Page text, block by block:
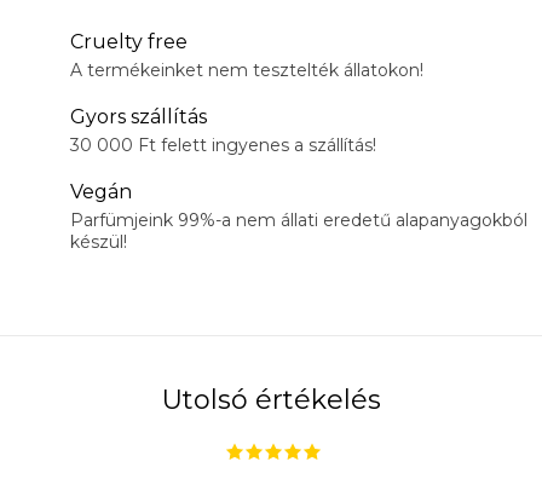
Cruelty free
A termékeinket nem tesztelték állatokon!
Gyors szállítás
30 000 Ft felett ingyenes a szállítás!
Vegán
Parfümjeink 99%-a nem állati eredetű alapanyagokból
készül!
Utolsó értékelés